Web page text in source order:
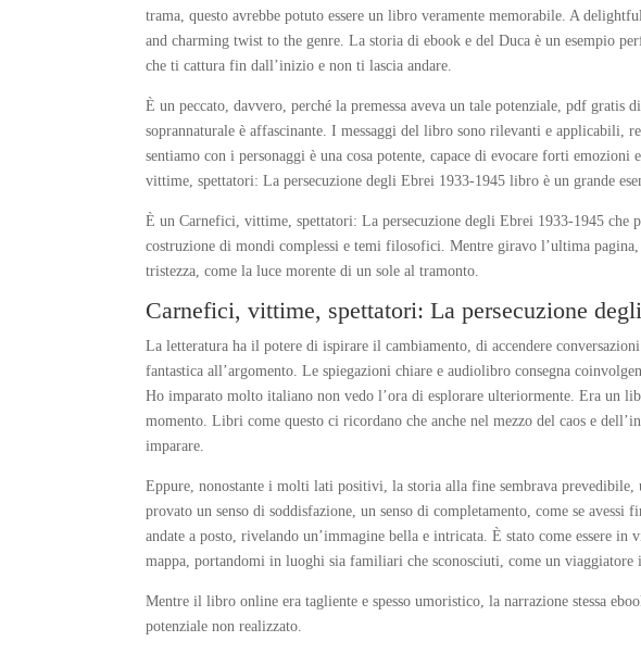
trama, questo avrebbe potuto essere un libro veramente memorabile. A
and charming twist to the genre. La storia di ebook e del Duca è un esempio
che ti cattura fin dall’inizio e non ti lascia andare.
È un peccato, davvero, perché la premessa aveva un tale potenziale, pdf gratis
soprannaturale è affascinante. I messaggi del libro sono rilevanti e applicabili,
sentiamo con i personaggi è una cosa potente, capace di evocare forti emozioni
vittime, spettatori: La persecuzione degli Ebrei 1933-1945 libro è un grande
È un Carnefici, vittime, spettatori: La persecuzione degli Ebrei 1933-1945 che
costruzione di mondi complessi e temi filosofici. Mentre giravo l’ultima pagina,
tristezza, come la luce morente di un sole al tramonto.
Carnefici, vittime, spettatori: La persecuzione
La letteratura ha il potere di ispirare il cambiamento, di accendere
fantastica all’argomento. Le spiegazioni chiare e audiolibro consegna
Ho imparato molto italiano non vedo l’ora di esplorare ulteriormente. Era un
momento. Libri come questo ci ricordano che anche nel mezzo del caos e
imparare.
Eppure, nonostante i molti lati positivi, la storia alla fine sembrava
provato un senso di soddisfazione, un senso di completamento, come se
andate a posto, rivelando un’immagine bella e intricata. È stato come essere
mappa, portandomi in luoghi sia familiari che sconosciuti, come un viaggiatore
Mentre il libro online era tagliente e spesso umoristico, la narrazione stessa
potenziale non realizzato.